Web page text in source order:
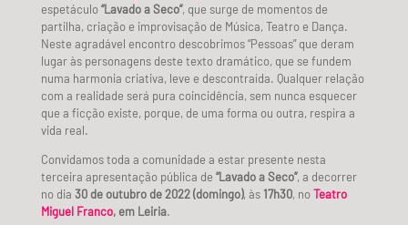
espetáculo“Lavado a Seco”, que surge de momentos de
partilha, criação e improvisação de Música, Teatro e Dança.
Neste agradável encontro descobrimos “Pessoas” que deram
lugar às personagens deste texto dramático, que se fundem
numa harmonia criativa, leve e descontraída. Qualquer relação
com a realidade será pura coincidência, sem nunca esquecer
que a ficção existe, porque, de uma forma ou outra, respira a
vida real.
Convidamos toda a comunidade a estar presente nesta
terceira apresentação pública de “Lavado a Seco”, a decorrer
no dia 30 de outubro de 2022 (domingo), às 17h30, noTeatro
Miguel Franco, em Leiria.